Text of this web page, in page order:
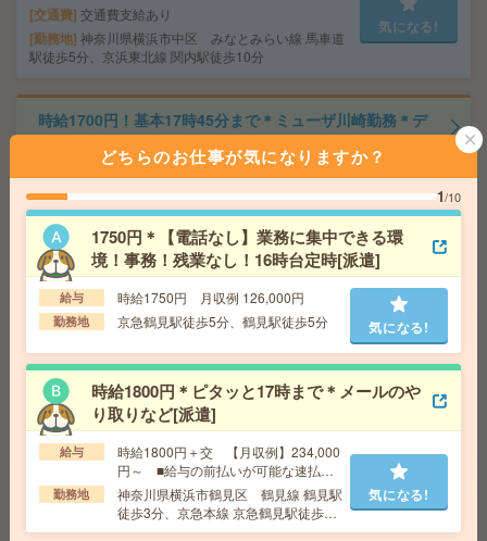
交通費 交通費支給あり
勤務地 神奈川県横浜市中区 みなとみらい線 馬車道
駅徒歩5分、京浜東北線 関内駅徒歩10分
気になる!
時給1700円！基本17時45分まで＊ミューザ川崎勤務＊デ
ータ入力など[派遣]
給 与 時給1700円～1750円＋交 【月収例】325,1
25円～ ■給与の前払いが可能な速払いサービスあり
交通費 交通費支給あり
勤務地
神奈川県川崎市幸区 京浜東北線 川崎駅徒歩
5分
気になる!
座り仕事！高時給！土日休み！フォークリフト・事務[派
遣]
給 与 時給1650円
交通費 交通費支給有り
勤務地 鶴見駅～
気になる!
時給1750円！人気の学校勤務＊基本16時まで＊書類の封
入など学校事務！12月迄[派遣]
どちらのお仕事が気になりますか？
1/10
1750円＊【電話なし】業務に集中できる環
境！事務！残業なし！16時台定時[派遣]
給与 時給1750円 月収例 126,000円
勤務地 京急鶴見駅徒歩5分、鶴見駅徒歩5分 気になる!
時給1800円＊ピタッと17時まで＊メールのや
り取りなど[派遣]
給与
時給1800円＋交 【月収例】234,000
円～ ■給与の前払いが可能な速払い
サービスあり
勤務地
神奈川県横浜市鶴見区 鶴見線 鶴見駅
徒歩3分、京急本線 京急鶴見駅徒歩6
分
気になる!